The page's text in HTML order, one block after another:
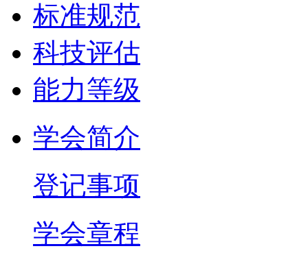
标准规范
科技评估
能力等级
学会简介
登记事项
学会章程